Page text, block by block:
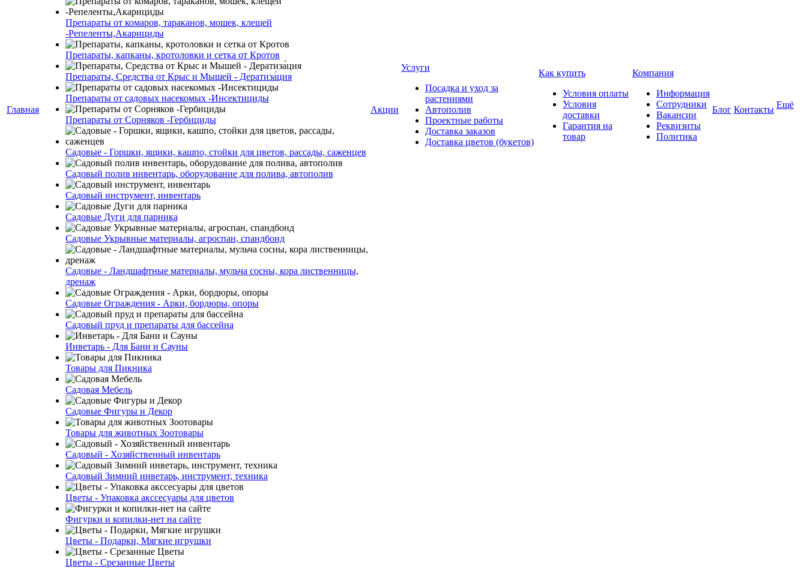
Главная
Препараты от комаров, тараканов, мошек, клещей
-Репеленты,Акарициды
Препараты, капканы, кротоловки и сетка от Кротов
Препараты, Средства от Крыс и Мышей - Дератиза́ция
Препараты от садовых насекомых -Инсектициды
Препараты от Сорняков -Гербициды
Садовые - Горшки, ящики, кашпо, стойки для цветов, рассады, саженцев
Садовый полив инвентарь, оборудование для полива, автополив
Садовый инструмент, инвентарь
Садовые Дуги для парника
Садовые Укрывные материалы, агроспан, спандбонд
Садовые - Ландшафтные материалы, мульча сосны, кора лиственницы,
дренаж
Садовые Ограждения - Арки, бордюры, опоры
Садовый пруд и препараты для бассейна
Инветарь - Для Бани и Сауны
Товары для Пикника
Садовая Мебель
Садовые Фигуры и Декор
Товары для животных Зоотовары
Садовый - Хозяйственный инвентарь
Садовый Зимний инветарь, инструмент, техника
Цветы - Упаковка акссесуары для цветов
Фигурки и копилки-нет на сайте
Цветы - Подарки, Мягкие игрушки
Цветы - Срезанные Цветы
Акции
Услуги
Посадка и уход за
растениями
Автополив
Проектные работы
Доставка заказов
Доставка цветов (букетов)
Как купить
Условия оплаты
Условия
доставки
Гарантия на
товар
Компания
Информация
Сотрудники
Вакансии
Реквизиты
Политика
Блог Контакты Ещё